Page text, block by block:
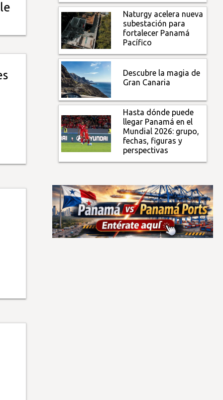
Naturgy acelera nueva
subestación para
fortalecer Panamá
Pacífico
Descubre la magia de
Gran Canaria
Hasta dónde puede
llegar Panamá en el
Mundial 2026: grupo,
fechas, figuras y
perspectivas